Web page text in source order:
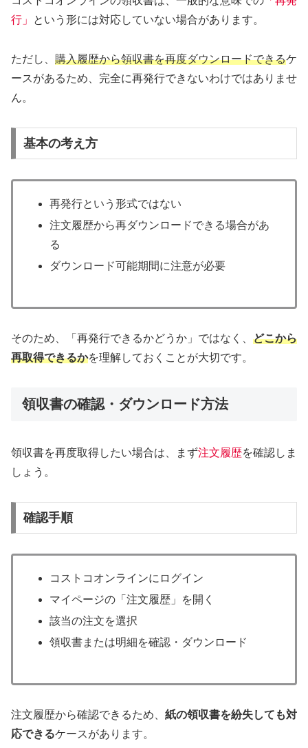
行」
という形には対応していない場合があります。
ただし、 購入履歴から領収書を再度ダウンロードできるケ
ースがあるため、完全に再発行できないわけではありませ
ん。
基本の考え方
再発行という形式ではない
注文履歴から再ダウンロードできる場合があ
る
ダウンロード可能期間に注意が必要
そのため、「再発行できるかどうか」ではなく、 どこから
再取得できるかを理解しておくことが大切です。
領収書の確認・ダウンロード方法
領収書を再度取得したい場合は、まず注文履歴を確認しま
しょう。
確認手順
コストコオンラインにログイン
マイページの「注文履歴」を開く
該当の注文を選択
領収書または明細を確認・ダウンロード
注文履歴から確認できるため、 紙の領収書を紛失しても対
応できるケースがあります。